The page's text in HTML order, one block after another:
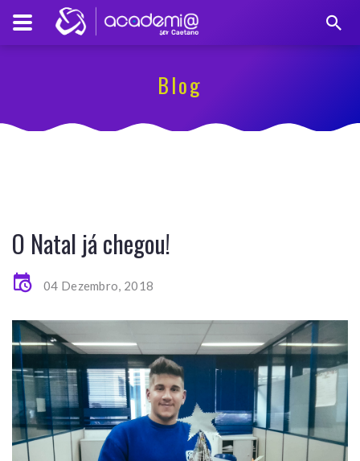
Blog
O Natal já chegou!
04 Dezembro, 2018